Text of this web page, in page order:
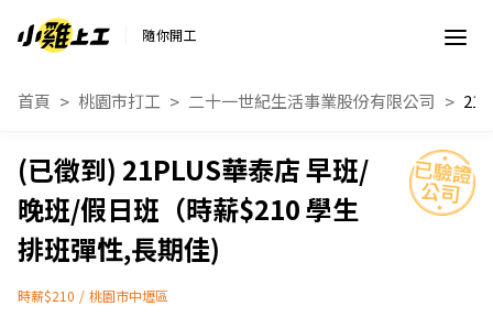
隨你開工
首頁 桃園市打工 二十一世紀生活事業股份有限公司
21PLUS華泰店 早班/
晚班/假日班（時薪$210 學生
排班彈性,長期佳)
時薪$210 / 桃園市中壢區